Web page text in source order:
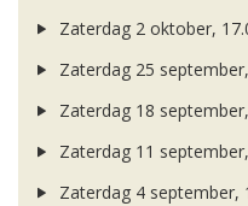
Zaterdag 2 oktober,
Zaterdag 25
Zaterdag 18
Zaterdag 11
Zaterdag 4 september,